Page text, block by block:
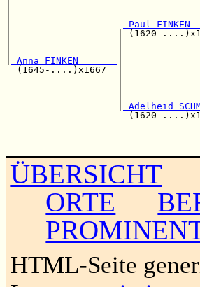
|
Paul
|                   |
|
Anna FINKEN
(1645-
|
Adelheid
ÜBERSICHT
ORTE
HTML-Seite